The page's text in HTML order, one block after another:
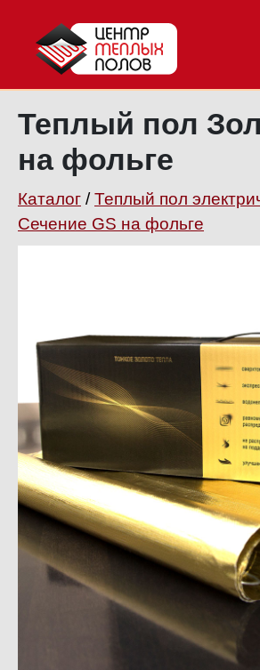
Теплый пол
на фольге
Каталог /Теплый пол
Сечение GS на фольге